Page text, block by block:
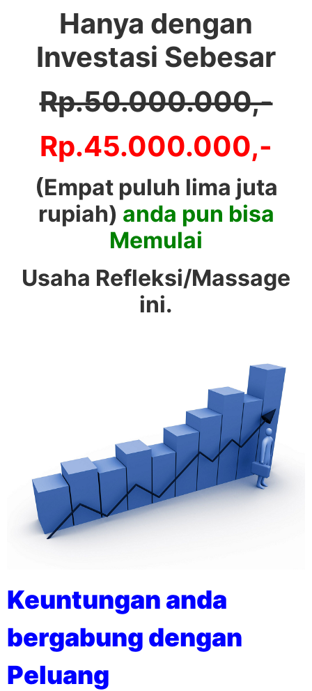
Hanya dengan
Investasi Sebesar
Rp.50.000.000,-
Rp.45.000.000,-
(Empat puluh lima juta
rupiah) anda pun bisa
Memulai
Usaha Refleksi/Massage
ini.
Keuntungan anda
bergabung dengan
Peluang